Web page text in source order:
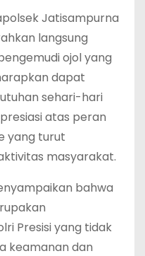
Jatisampurna
langsung
ojol yang
dapat
sehari-hari
atas peran
yang turut
masyarakat.
bahwa
Presisi yang tidak
keamanan dan